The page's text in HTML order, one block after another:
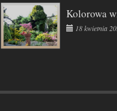
Kolorowa
18 kwietnia